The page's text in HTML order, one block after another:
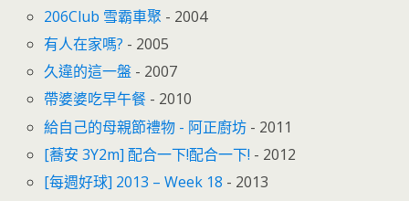
206Club 雪霸車聚 - 2004
有人在家嗎? - 2005
久違的這一盤 - 2007
帶婆婆吃早午餐 - 2010
給自己的母親節禮物 - 阿正廚坊 - 2011
[蕎安 3Y2m] 配合一下!配合一下! - 2012
[每週好球] 2013 – Week 18 - 2013